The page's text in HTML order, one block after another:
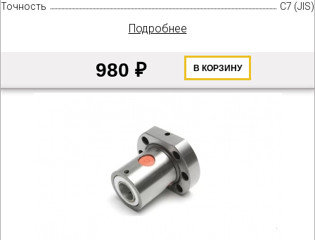
Точность
C7 (JIS)
Подробнее
980 ₽ В КОРЗИНУ